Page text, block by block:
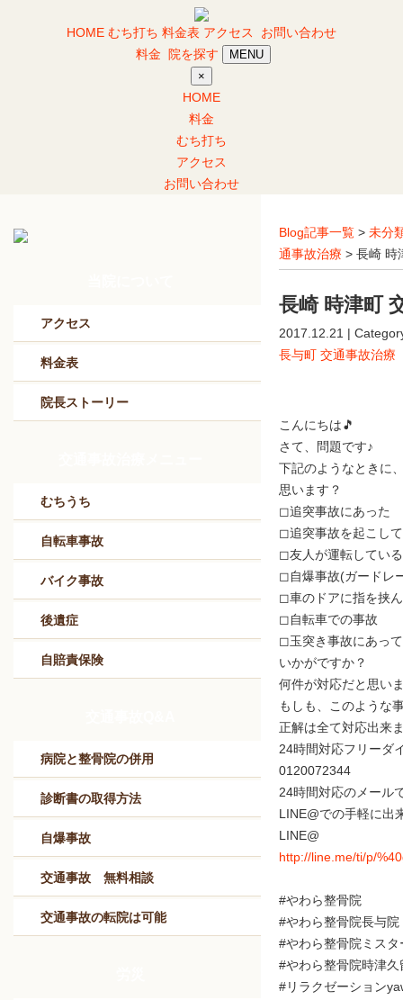
HOME むち打ち 料金表 アクセス
お問い合わせ
料金
院を探す
MENU
×
HOME
料金
むち打ち
アクセス
お問い合わせ
Blog記事一覧 > 未分
通事故治療 > 長崎 時
長崎 時津町
2017.12.21 |
長与町 交通事故治療
こんにちは🎵
さて、問題です♪
下記のようなときに
思います？
◻追突事故にあった
◻追突事故を起こし
◻友人が運転してい
◻自爆事故(ガードレ
◻車のドアに指を挟
◻自転車での事故
◻玉突き事故にあっ
いかがですか？
何件が対応だと思い
もしも、このような
正解は全て対応出来
24時間対応フリーダ
0120072344
24時間対応のメール
LINE@での手軽に出
LINE@
http://line.me/ti/p/
#やわら整骨院
#やわら整骨院長与院
#やわら整骨院ミス
#やわら整骨院時津久
#リラクゼーション
アクセス
料金表
院長ストーリー
むちうち
自転車事故
バイク事故
後遺症
自賠責保険
病院と整骨院の併用
診断書の取得方法
自爆事故
交通事故 無料相談
交通事故の転院は可能